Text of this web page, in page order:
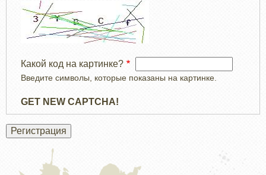
Какой код на картинке?
Введите символы, которые показаны на картинке.
GET NEW CAPTCHA!